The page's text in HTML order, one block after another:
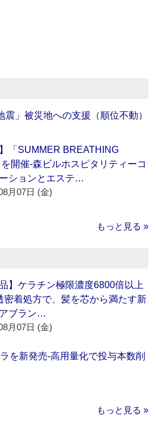
」被災地への支援（順位不動）
】「SUMMER BREATHING
開催‐森ビルホスピタリティーコ
ションとエステ…
月07日 (金)
もっと見る »
品】ケラチン極限濃度6800倍以上
密着処方で、髪を芯から満たす新
ブラン…
月07日 (金)
を新発売‐高用量化で投与本数削
もっと見る »